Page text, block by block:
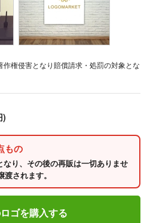
権侵害となり賠償請求・処罰の対象とな
)
もの
り、その後の再販は一切ありませ
されます。
ゴを購入する